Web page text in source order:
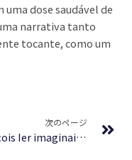
dose saudável de
narrativa tanto
tocante, como um
次のページ
François Ier imaginaire: Symbolique et politique à l’aube de la Renaissance française (Art et histoire) | Livre PDF